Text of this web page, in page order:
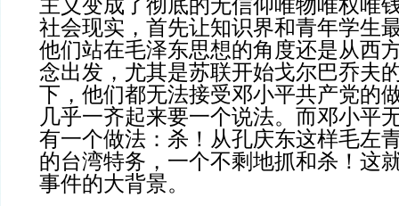
主义变成了彻底的无信仰唯物唯权唯
社会现实，首先让知识界和青年学
他们站在毛泽东思想的角度还是从西
念出发，尤其是苏联开始戈尔巴乔夫
下，他们都无法接受邓小平共产党的
几乎一齐起来要一个说法。而邓小平
有一个做法：杀！从孔庆东这样毛左
的台湾特务，一个不剩地抓和杀！这
事件的大背景。